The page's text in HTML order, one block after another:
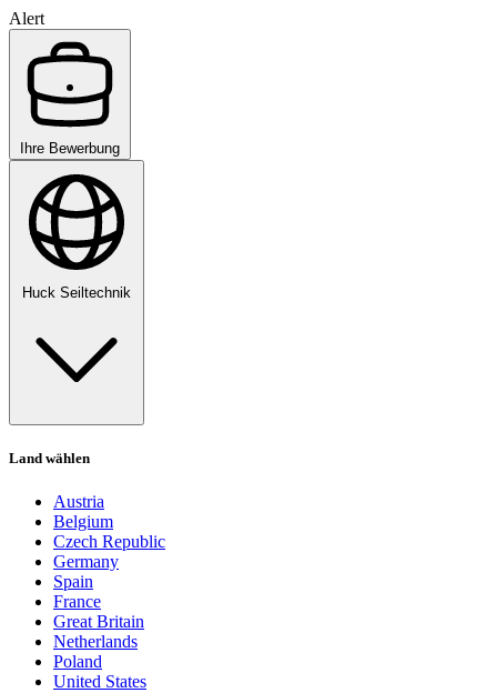
Alert
Ihre Bewerbung
Huck Seiltechnik
Land wählen
Austria
Belgium
Czech Republic
Germany
Spain
France
Great Britain
Netherlands
Poland
United States